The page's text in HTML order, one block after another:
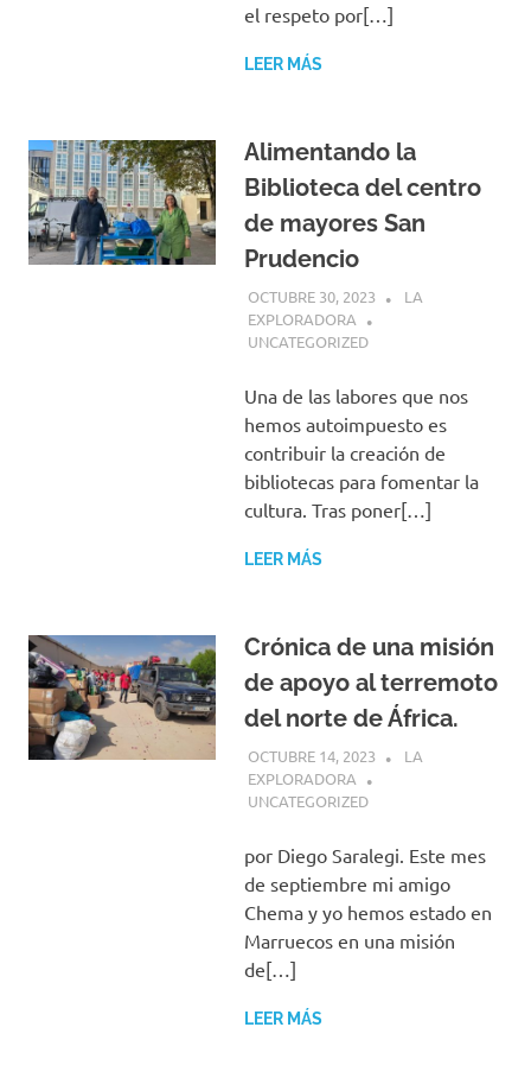
el respeto por[…]
LEER MÁS
Alimentando la
Biblioteca del centro
de mayores San
Prudencio
OCTUBRE 30, 2023
LA
EXPLORADORA
UNCATEGORIZED
Una de las labores que nos
hemos autoimpuesto es
contribuir la creación de
bibliotecas para fomentar la
cultura. Tras poner[…]
LEER MÁS
Crónica de una misión
de apoyo al terremoto
del norte de África.
OCTUBRE 14, 2023
LA
EXPLORADORA
UNCATEGORIZED
por Diego Saralegi. Este mes
de septiembre mi amigo
Chema y yo hemos estado en
Marruecos en una misión
de[…]
LEER MÁS